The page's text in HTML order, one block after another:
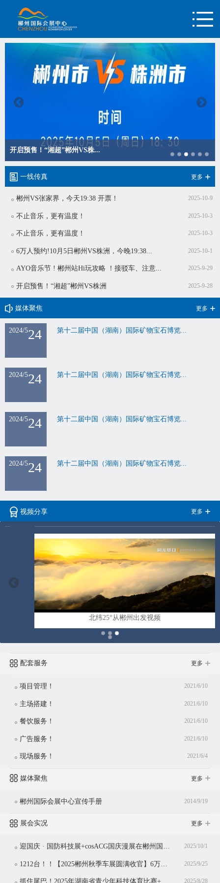
开启预售！“湘超”郴州VS株...
一线传真 更多
郴州VS张家界，今天19:38 开票！ 2025-10-9
不止音乐，更有温度！ 2025-10-3
不止音乐，更有温度！ 2025-10-3
6万人预约!10月5日郴州VS株洲，今晚19:38... 2025-10-1
AYO音乐节 ! 郴州站Hi玩攻略 ！接驳车、注意... 2025-9-29
开启预售！“湘超”郴州VS株洲 2025-9-28
媒体聚焦 更多
24
2024/5 第十二届中国（湖南）国际矿物宝石博览...
24
2024/5 第十二届中国（湖南）国际矿物宝石博览...
24
2024/5 第十二届中国（湖南）国际矿物宝石博览...
24
2024/5 第十二届中国（湖南）国际矿物宝石博览...
视频分享 更多
北纬25°从郴州出发视频
配套服务 更多
项目管理！ 2021/6/10
主场搭建！ 2021/6/10
餐饮服务！ 2021/6/10
广告服务！ 2021/6/10
现场服务！ 2021/6/4
媒体聚焦 更多
郴州国际会展中心宣传手册 2014/9/19
展会实况 更多
迎国庆 · 国防科技展+cosACG国庆漫展在郴州国际会展中心同期举行！ 2025/10/1
2025/9/25
2025/8/28